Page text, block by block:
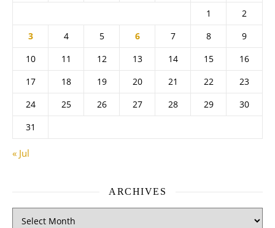
1
2
3
4 5 6 7 8
9
10
11 12 13 14 15
16
17
18 19 20 21 22
23
24
25 26 27 28 29
30
31
« Jul
ARCHIVES